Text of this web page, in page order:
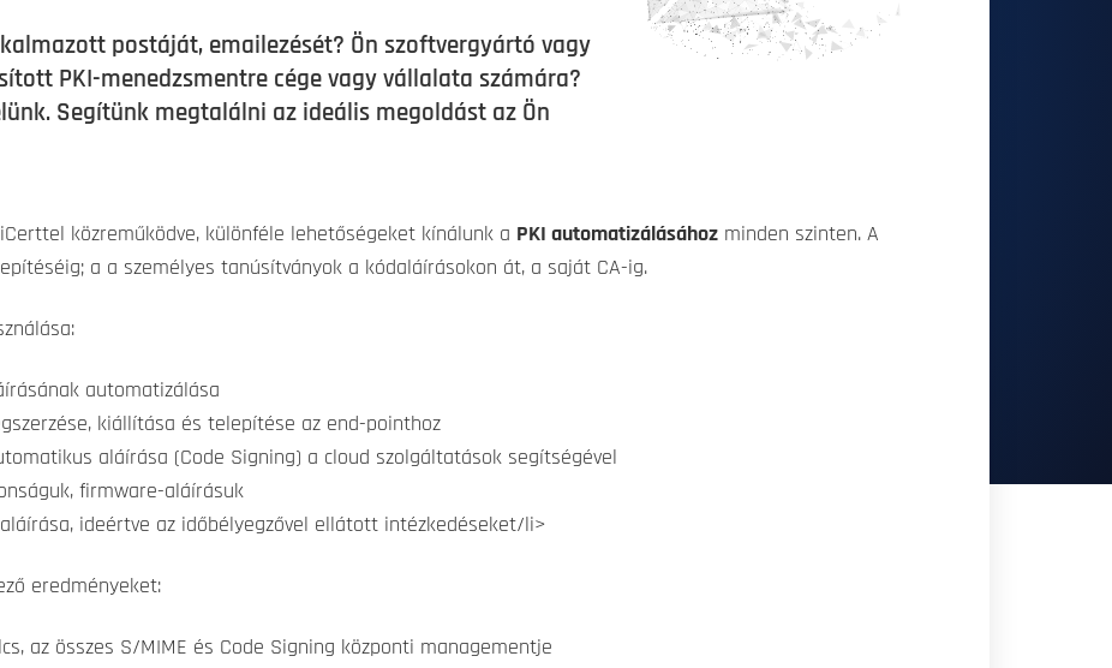
postáját, emailezését? Ön szoftvergyártó vagy
PKI-menedzsmentre cége vagy vállalata számára?
Segítünk megtalálni az ideális megoldást az Ön
közreműködve, különféle lehetőségeket kínálunk a PKI automatizálásához minden szinten. A
a a személyes tanúsítványok a kódaláírásokon át, a saját CA-ig.
automatizálása
kiállítása és telepítése az end-pointhoz
aláírása (Code Signing) a cloud szolgáltatások segítségével
firmware-aláírásuk
ideértve az időbélyegzővel ellátott intézkedéseket/li>
eredményeket:
az összes S/MIME és Code Signing központi managementje